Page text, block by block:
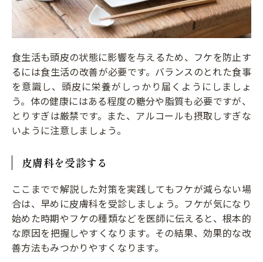
食生活も頭皮の状態に影響を与えるため、フケを防止す
るには食生活の改善が必要です。バランスのとれた食事
を意識し、頭皮に栄養がしっかり届くようにしましょ
う。体の健康にはある程度の糖分や脂質も必要ですが、
とりすぎは厳禁です。また、アルコールも摂取しすぎな
いように注意しましょう。
皮膚科を受診する
ここまでで解説した対策を実践してもフケが減らない場
合は、早めに皮膚科を受診しましょう。フケが気になり
始めた時期やフケの種類などを医師に伝えると、根本的
な原因を把握しやすくなります。その結果、効果的な改
善方法もみつかりやすくなります。